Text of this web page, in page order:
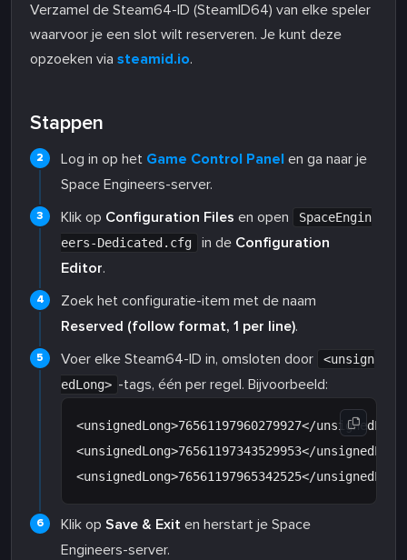
Verzamel de Steam64-ID (SteamID64) van elke speler
waarvoor je een slot wilt reserveren. Je kunt deze
opzoeken via steamid.io.
Stappen
Log in op het Game Control Panel en ga naar je
Space Engineers-server.
Klik op Configuration Files en open
SpaceEngin
eers-Dedicated.cfg
in de Configuration
Editor.
Zoek het configuratie-item met de naam
Reserved (follow format, 1 per line).
Voer elke Steam64-ID in, omsloten door
<unsign
edLong> -tags, één per regel. Bijvoorbeeld:
<unsignedLong>76561197960279927</
<unsignedLong>76561197343529953</
Klik op Save & Exit en herstart je Space
Engineers-server.